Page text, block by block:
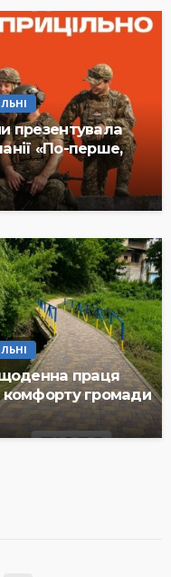
презентувала
«По-перше,
щоденна праця
комфорту громади